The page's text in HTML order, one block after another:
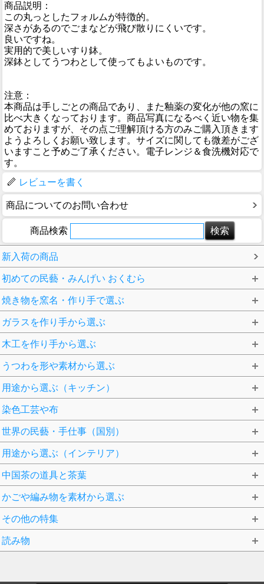
商品説明：
この丸っとしたフォルムが特徴的。
深さがあるのでごまなどが飛び散りにくいです。
良いですね。
実用的で美しいすり鉢。
深鉢としてうつわとして使ってもよいものです。
注意：
本商品は手しごとの商品であり、また釉薬の変化が他の窯に
比べ大きくなっております。商品写真になるべく近い物を集
めておりますが、その点ご理解頂ける方のみご購入頂きます
ようよろしくお願い致します。サイズに関しても微差がござ
いますこと予めご了承ください。電子レンジ＆食洗機対応で
す。
レビューを書く
商品についてのお問い合わせ
商品検索
新入荷の商品
初めての民藝・みんげい おくむら
焼き物を窯名・作り手で選ぶ
ガラスを作り手から選ぶ
木工を作り手から選ぶ
うつわを形や素材から選ぶ
用途から選ぶ（キッチン）
染色工芸や布
世界の民藝・手仕事（国別）
用途から選ぶ（インテリア）
中国茶の道具と茶葉
かごや編み物を素材から選ぶ
その他の特集
読み物